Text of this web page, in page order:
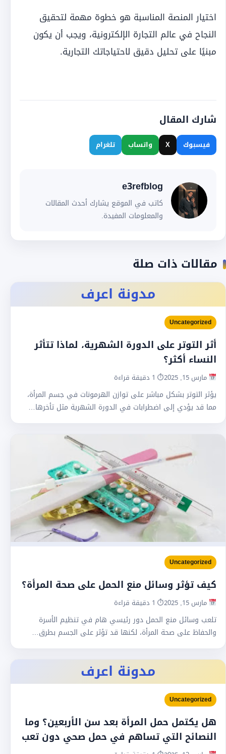
اختيار المنصة المناسبة هو خطوة مهمة لتحقيق
النجاح في عالم التجارة الإلكترونية، ويجب أن يكون
مبنيًا على تحليل دقيق لاحتياجاتك التجارية.
شارك المقال
فيسبوك X واتساب تلغرام
e3refblog
كاتب في الموقع يشارك أحدث المقالات
والمعلومات المفيدة.
مقالات ذات صلة
مدونة اعرف
Uncategorized
أثر التوتر على الدورة الشهرية، لماذا تتأثر
النساء أكثر؟
مارس 15, 2025 ⏱ 1 دقيقة قراءة
يؤثر التوتر بشكل مباشر على توازن الهرمونات في جسم المرأة،
مما قد يؤدي إلى اضطرابات في الدورة الشهرية مثل تأخرها…
Uncategorized
كيف تؤثر وسائل منع الحمل على صحة المرأة؟
مارس 15, 2025 ⏱ 1 دقيقة قراءة
تلعب وسائل منع الحمل دور رئيسي هام في تنظيم الأسرة
والحفاظ على صحة المرأة، لكنها قد تؤثر على الجسم بطرق…
مدونة اعرف
Uncategorized
هل يكتمل حمل المرأة بعد سن الأربعين؟ وما
النصائح التي تساهم في حمل صحي دون تعب